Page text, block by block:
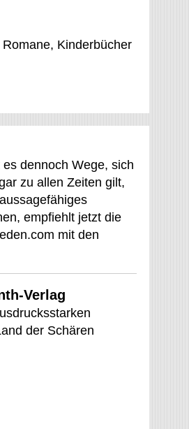
Kinderbücher
dennoch Wege, sich
zu allen Zeiten gilt,
empfiehlt jetzt die
mit den
Verlag
der Schären